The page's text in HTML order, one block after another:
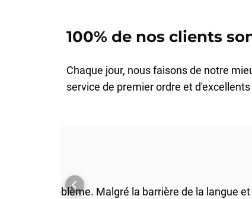
100% de nos clients
Chaque jour, nous faisons de notre
service de premier ordre et
sans problème. Malgré la barrière de la langue